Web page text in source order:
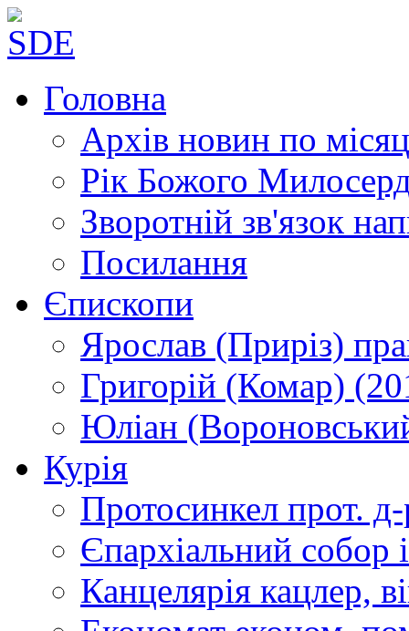
Головна
Архів новин по
Рік Божого
Зворотній зв'язок
Посилання
Єпископи
Ярослав (Приріз)
Григорій (Комар)
Юліан
Курія
Протосинкел прот.
Єпархіальний собор
Канцелярія кацлер,